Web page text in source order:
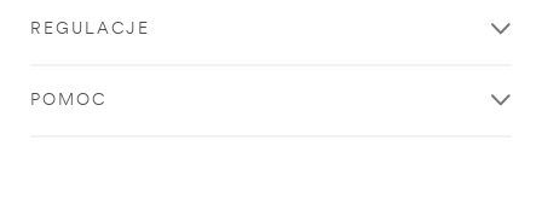
REGULACJE
POMOC